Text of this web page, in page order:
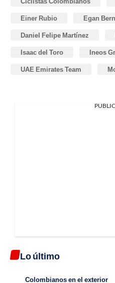
Einer Rubio Egan
Daniel Felipe Martínez
Isaac del Toro Ineos
UAE Emirates Team
Lo último
Colombianos en el exterior